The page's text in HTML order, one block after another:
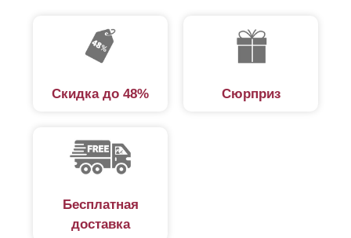
Скидка до 48% Сюрприз
Бесплатная
доставка